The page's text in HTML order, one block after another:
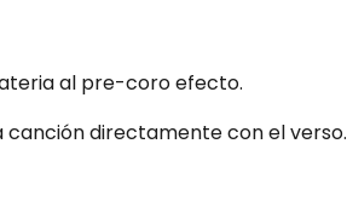
al pre-coro efecto.
canción directamente con el verso.